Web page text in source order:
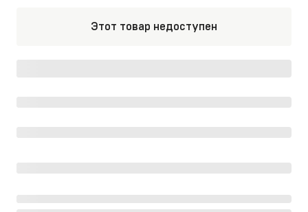
Этот товар недоступен